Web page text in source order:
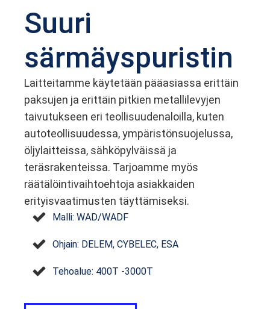
Suuri
särmäyspuristin
Laitteitamme käytetään pääasiassa erittäin
paksujen ja erittäin pitkien metallilevyjen
taivutukseen eri teollisuudenaloilla, kuten
autoteollisuudessa, ympäristönsuojelussa,
öljylaitteissa, sähköpylväissä ja
teräsrakenteissa. Tarjoamme myös
räätälöintivaihtoehtoja asiakkaiden
erityisvaatimusten täyttämiseksi.
Malli: WAD/WADF
Ohjain: DELEM, CYBELEC, ESA
Tehoalue: 400T -3000T